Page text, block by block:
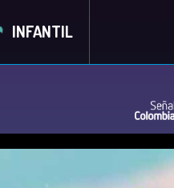
INFANTIL